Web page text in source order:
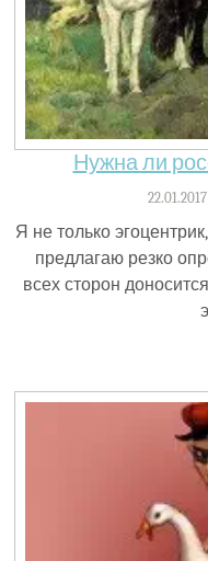
Нужна ли
Я не только
предлагаю резко
всех сторон